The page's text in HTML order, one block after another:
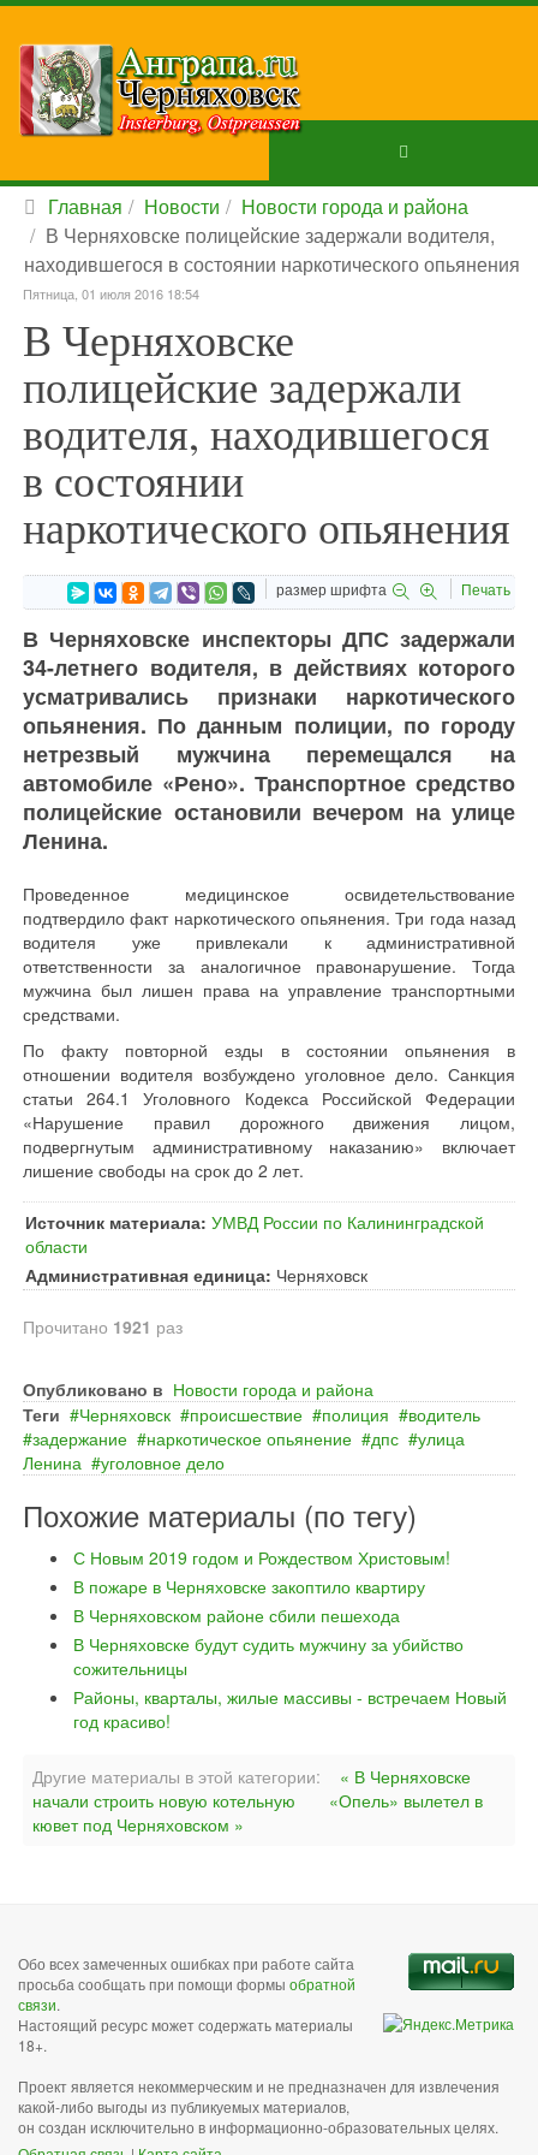
Главная Новости
Новости города и района
В Черняховске полицейские задержали водителя,
находившегося в состоянии наркотического опьянения
Пятница, 01 июля 2016 18:54
В Черняховске
полицейские задержали
водителя, находившегося
в состоянии
наркотического опьянения
размер шрифта Печать
В Черняховске инспекторы ДПС задержали
34-летнего водителя, в действиях которого
усматривались признаки наркотического
опьянения. По данным полиции, по городу
нетрезвый мужчина перемещался на
автомобиле «Рено». Транспортное средство
полицейские остановили вечером на улице
Ленина.
Проведенное медицинское освидетельствование
подтвердило факт наркотического опьянения. Три года назад
водителя уже привлекали к административной
ответственности за аналогичное правонарушение. Тогда
мужчина был лишен права на управление транспортными
средствами.
По факту повторной езды в состоянии опьянения в
отношении водителя возбуждено уголовное дело. Санкция
статьи 264.1 Уголовного Кодекса Российской Федерации
«Нарушение правил дорожного движения лицом,
подвергнутым административному наказанию» включает
лишение свободы на срок до 2 лет.
Источник материала: УМВД России по Калининградской
области
Административная единица: Черняховск
Прочитано 1921 раз
Опубликовано в Новости города и района
Теги
Черняховск происшествие полиция
водитель
задержание
наркотическое опьянение дпс
улица
Ленина
уголовное дело
Похожие материалы (по тегу)
С Новым 2019 годом и Рождеством Христовым!
В пожаре в Черняховске закоптило квартиру
В Черняховском районе сбили пешехода
В Черняховске будут судить мужчину за убийство
сожительницы
Районы, кварталы, жилые массивы - встречаем Новый
год красиво!
Другие материалы в этой категории:
« В Черняховске
начали строить новую котельную
«Опель» вылетел в
кювет под Черняховском »
Обо всех замеченных ошибках при работе сайта
просьба сообщать при помощи формы обратной
связи.
Настоящий ресурс может содержать материалы
18+.
Проект является некоммерческим и не предназначен для извлечения
какой-либо выгоды из публикуемых материалов,
он создан исключительно в информационно-образовательных целях.